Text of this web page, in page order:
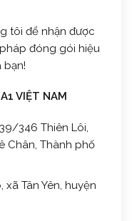
tôi để nhận được
đóng gói hiệu
bạn!
VIỆT NAM
39/346 Thiên Lôi,
Chân, Thành phố
xã Tân Yên, huyện